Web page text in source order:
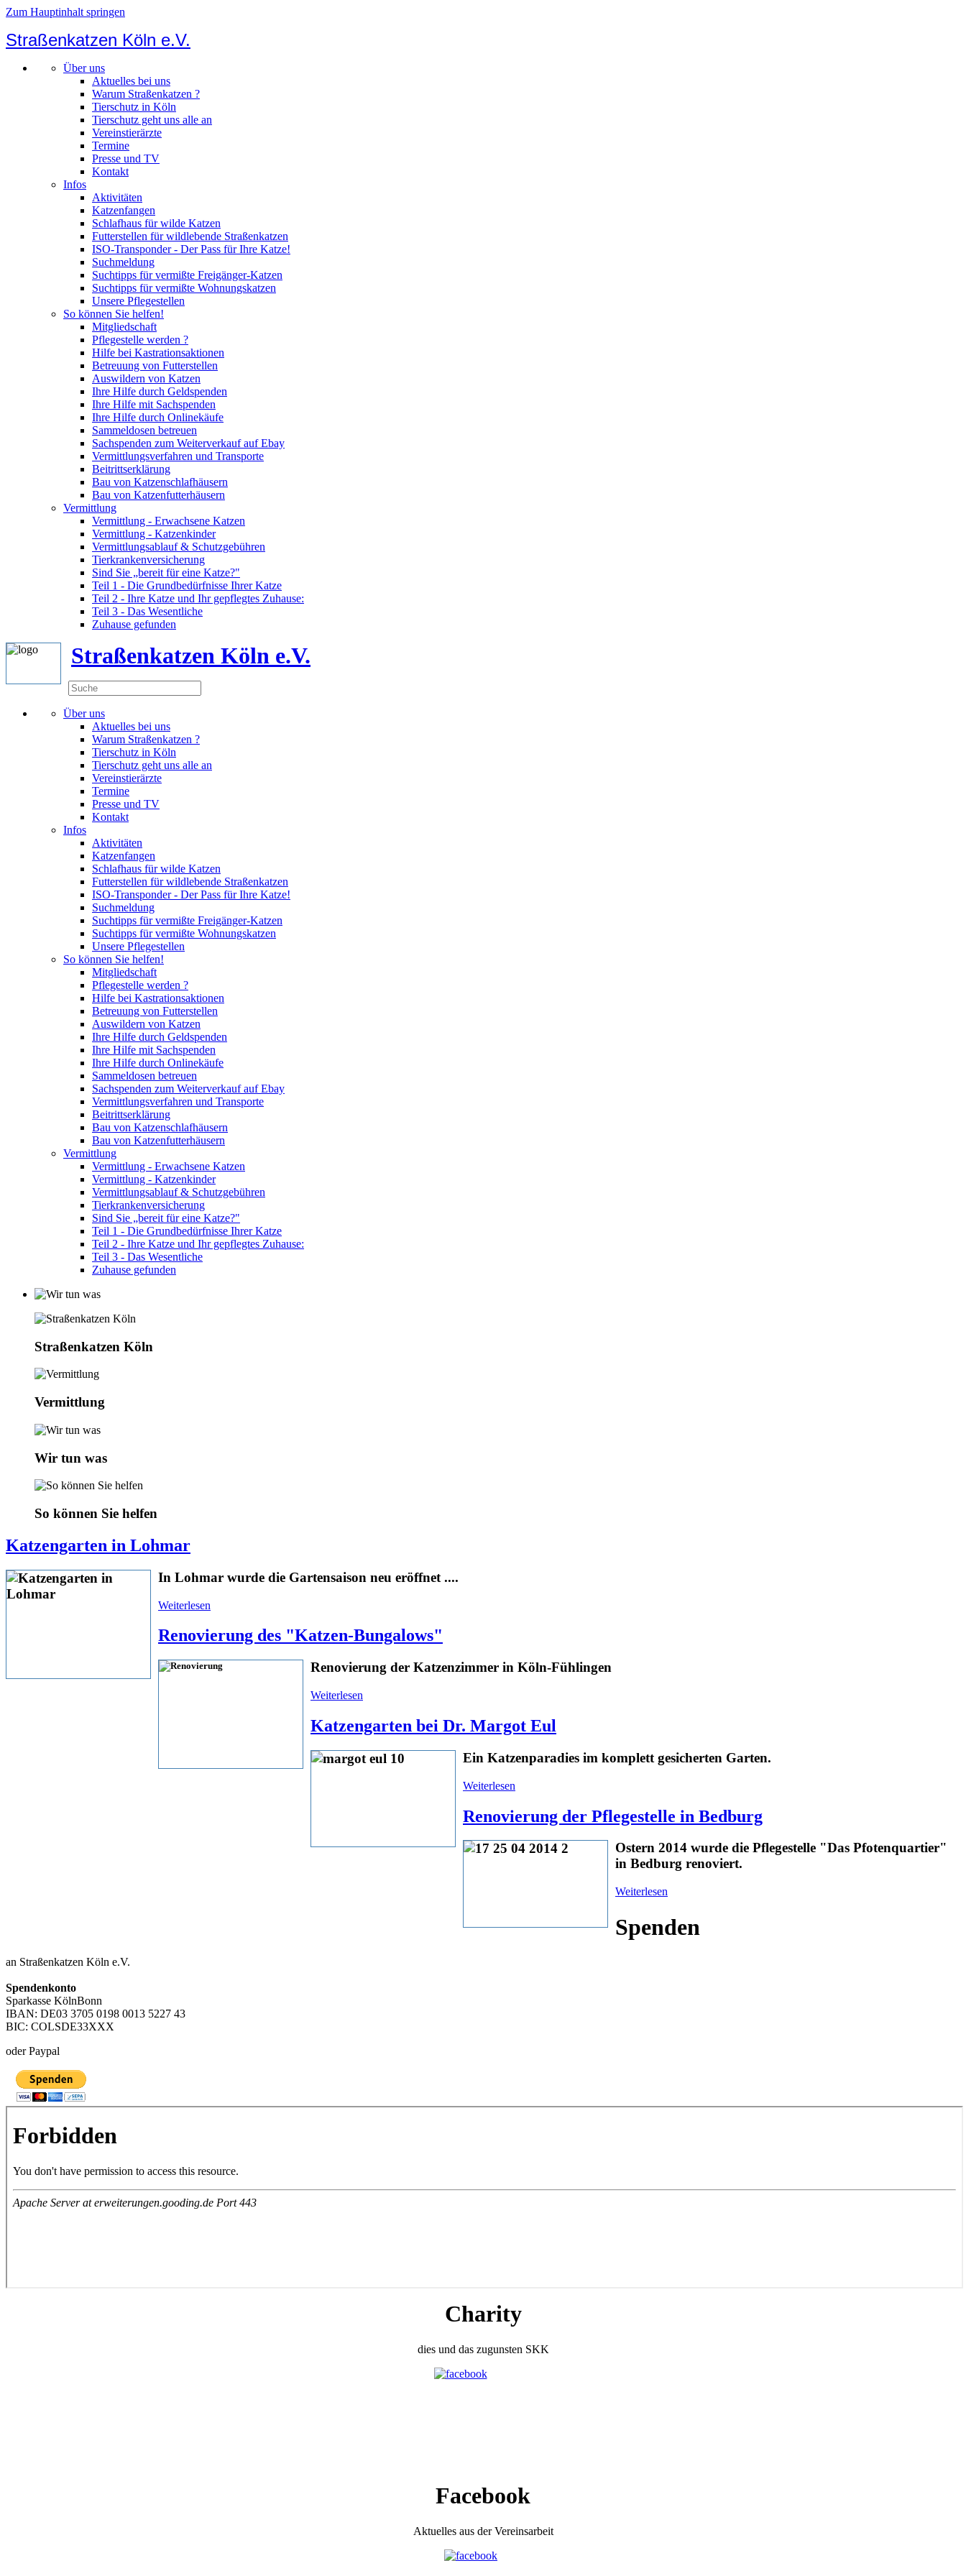
Zum Hauptinhalt springen
Straßenkatzen Köln e.V.
Über uns
Aktuelles bei uns
Warum Straßenkatzen ?
Tierschutz in Köln
Tierschutz geht uns alle an
Vereinstierärzte
Termine
Presse und TV
Kontakt
Infos
Aktivitäten
Katzenfangen
Schlafhaus für wilde Katzen
Futterstellen für wildlebende Straßenkatzen
ISO-Transponder - Der Pass für Ihre Katze!
Suchmeldung
Suchtipps für vermißte Freigänger-Katzen
Suchtipps für vermißte Wohnungskatzen
Unsere Pflegestellen
So können Sie helfen!
Mitgliedschaft
Pflegestelle werden ?
Hilfe bei Kastrationsaktionen
Betreuung von Futterstellen
Auswildern von Katzen
Ihre Hilfe durch Geldspenden
Ihre Hilfe mit Sachspenden
Ihre Hilfe durch Onlinekäufe
Sammeldosen betreuen
Sachspenden zum Weiterverkauf auf Ebay
Vermittlungsverfahren und Transporte
Beitrittserklärung
Bau von Katzenschlafhäusern
Bau von Katzenfutterhäusern
Vermittlung
Vermittlung - Erwachsene Katzen
Vermittlung - Katzenkinder
Vermittlungsablauf & Schutzgebühren
Tierkrankenversicherung
Sind Sie „bereit für eine Katze?"
Teil 1 - Die Grundbedürfnisse Ihrer Katze
Teil 2 - Ihre Katze und Ihr gepflegtes Zuhause:
Teil 3 - Das Wesentliche
Zuhause gefunden
Straßenkatzen Köln e.V.
Über uns
Aktuelles bei uns
Warum Straßenkatzen ?
Tierschutz in Köln
Tierschutz geht uns alle an
Vereinstierärzte
Termine
Presse und TV
Kontakt
Infos
Aktivitäten
Katzenfangen
Schlafhaus für wilde Katzen
Futterstellen für wildlebende Straßenkatzen
ISO-Transponder - Der Pass für Ihre Katze!
Suchmeldung
Suchtipps für vermißte Freigänger-Katzen
Suchtipps für vermißte Wohnungskatzen
Unsere Pflegestellen
So können Sie helfen!
Mitgliedschaft
Pflegestelle werden ?
Hilfe bei Kastrationsaktionen
Betreuung von Futterstellen
Auswildern von Katzen
Ihre Hilfe durch Geldspenden
Ihre Hilfe mit Sachspenden
Ihre Hilfe durch Onlinekäufe
Sammeldosen betreuen
Sachspenden zum Weiterverkauf auf Ebay
Vermittlungsverfahren und Transporte
Beitrittserklärung
Bau von Katzenschlafhäusern
Bau von Katzenfutterhäusern
Vermittlung
Vermittlung - Erwachsene Katzen
Vermittlung - Katzenkinder
Vermittlungsablauf & Schutzgebühren
Tierkrankenversicherung
Sind Sie „bereit für eine Katze?"
Teil 1 - Die Grundbedürfnisse Ihrer Katze
Teil 2 - Ihre Katze und Ihr gepflegtes Zuhause:
Teil 3 - Das Wesentliche
Zuhause gefunden
Straßenkatzen Köln
Vermittlung
Wir tun was
So können Sie helfen
Katzengarten in Lohmar
In Lohmar wurde die Gartensaison neu eröffnet ....
Weiterlesen
Renovierung des "Katzen-Bungalows"
Renovierung der Katzenzimmer in Köln-Fühlingen
Weiterlesen
Katzengarten bei Dr. Margot Eul
Ein Katzenparadies im komplett gesicherten Garten.
Weiterlesen
Renovierung der Pflegestelle in Bedburg
Ostern 2014 wurde die Pflegestelle "Das Pfotenquartier"
in Bedburg renoviert.
Weiterlesen
Spenden
an Straßenkatzen Köln e.V.
Spendenkonto
Sparkasse KölnBonn
IBAN: DE03 3705 0198 0013 5227 43
BIC: COLSDE33XXX
oder Paypal
Charity
dies und das zugunsten SKK
Facebook
Aktuelles aus der Vereinsarbeit